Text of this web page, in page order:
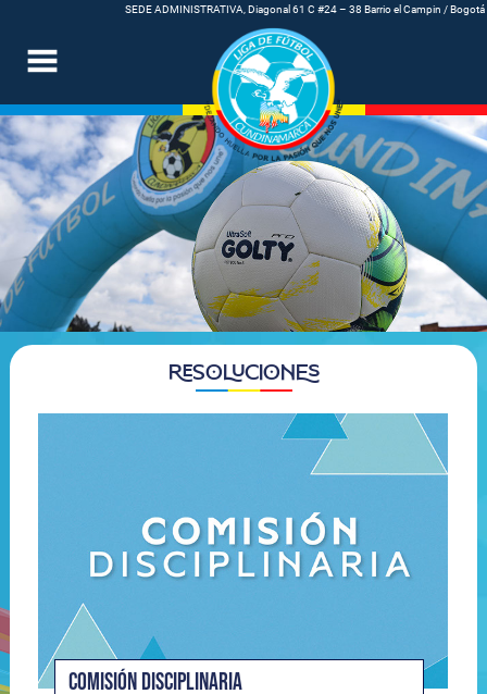
SEDE ADMINISTRATIVA, Diagonal 61 C #24 – 38 Barrio el Campin / Bogotá
RESOLUCIONES
COMISIÓN DISCIPLINARIA